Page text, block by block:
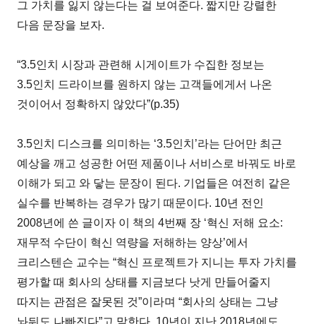
그 가치를 잃지 않는다는 걸 보여준다. 짧지만 강렬한
다음 문장을 보자.
“3.5인치 시장과 관련해 시게이트가 수집한 정보는
3.5인치 드라이브를 원하지 않는 고객들에게서 나온
것이어서 정확하지 않았다”(p.35)
3.5인치 디스크를 의미하는 ‘3.5인치’라는 단어만 최근
예상을 깨고 성공한 어떤 제품이나 서비스로 바꿔도 바로
이해가 되고 와 닿는 문장이 된다. 기업들은 여전히 같은
실수를 반복하는 경우가 많기 때문이다. 10년 전인
2008년에 쓴 글이자 이 책의 4번째 장 ‘혁신 저해 요소:
재무적 수단이 혁신 역량을 저해하는 양상’에서
크리스텐슨 교수는 “혁신 프로젝트가 지니는 투자 가치를
평가할 때 회사의 상태를 지금보다 낫게 만들어줄지
따지는 관점은 잘못된 것”이라며 “회사의 상태는 그냥